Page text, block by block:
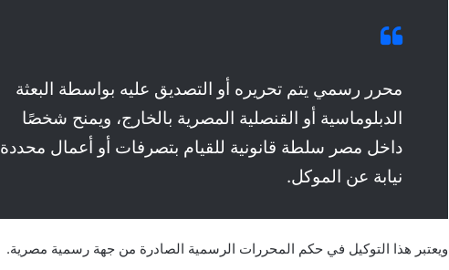
محرر رسمي يتم تحريره أو التصديق عليه بواسطة البعثة
الدبلوماسية أو القنصلية المصرية بالخارج، ويمنح شخصًا
داخل مصر سلطة قانونية للقيام بتصرفات أو أعمال محددة
نيابة عن الموكل.
ويعتبر هذا التوكيل في حكم المحررات الرسمية الصادرة من جهة رسمية مصرية.